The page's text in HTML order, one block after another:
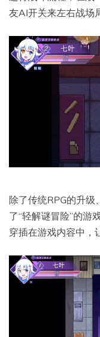
友AI开关来左右战场
除了传统RPG的升
了“轻解谜冒险”的游
穿插在游戏内容中，